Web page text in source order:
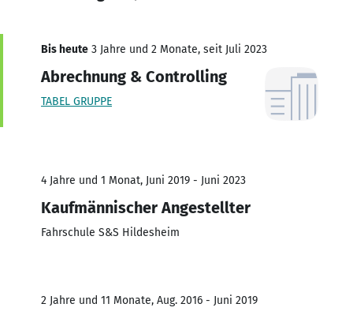
Bis heute 3 Jahre und 2 Monate, seit Juli 2023
Abrechnung & Controlling
TABEL GRUPPE
4 Jahre und 1 Monat, Juni 2019 - Juni 2023
Kaufmännischer Angestellter
Fahrschule S&S Hildesheim
2 Jahre und 11 Monate, Aug. 2016 - Juni 2019